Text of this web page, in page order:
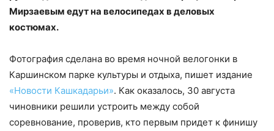
Мирзаевым едут на велосипедах в деловых
костюмах.
Фотография сделана во время ночной велогонки в
Каршинском парке культуры и отдыха, пишет издание
«Новости Кашкадарьи». Как оказалось, 30 августа
чиновники решили устроить между собой
соревнование, проверив, кто первым придет к финишу